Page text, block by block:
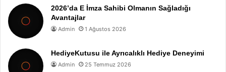
2026’da E İmza Sahibi Olmanın Sağladığı
Avantajlar
Admin 1 Ağustos 2026
HediyeKutusu ile Ayrıcalıklı Hediye Deneyimi
Admin 25 Temmuz 2026